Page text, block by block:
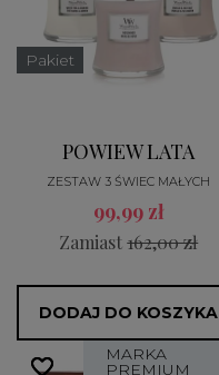
Pakiet
POWIEW LATA
ZESTAW 3 ŚWIEC MAŁYCH
99,99 zł
Zamiast162,00 zł
DODAJ DO KOSZYKA
MARKA
PREMIUM
favorite_border
favorite_border